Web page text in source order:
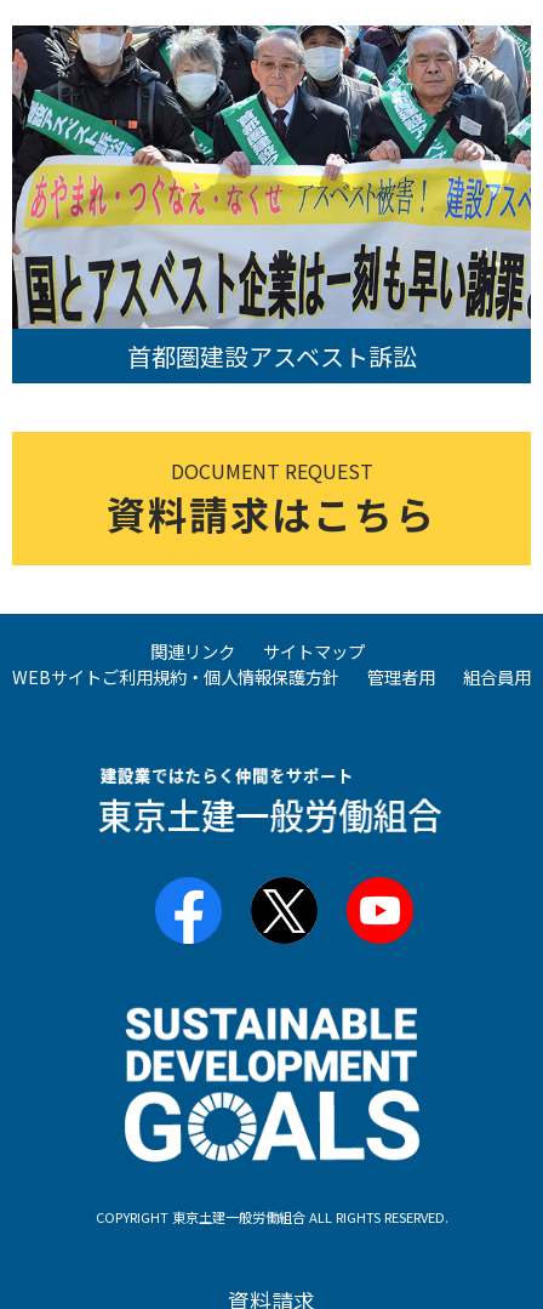
首都圏建設アスベスト訴訟
DOCUMENT REQUEST
資料請求はこちら
関連リンク
サイトマップ
WEBサイトご利用規約・個人情報保護方針
管理者用 組合員用
COPYRIGHT 東京土建一般労働組合 ALL RIGHTS RESERVED.
資料請求